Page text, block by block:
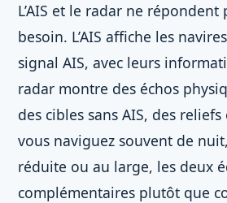
L’AIS et le radar ne répondent
besoin. L’AIS affiche les
signal AIS, avec leurs
radar montre des échos
des cibles sans AIS, des
vous naviguez souvent de
réduite ou au large, les deux
complémentaires plutôt que